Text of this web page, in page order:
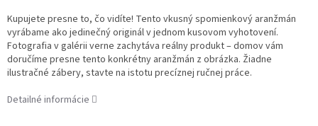
Kupujete presne to, čo vidíte! Tento vkusný spomienkový aranžmán
vyrábame ako jedinečný originál v jednom kusovom vyhotovení.
Fotografia v galérii verne zachytáva reálny produkt – domov vám
doručíme presne tento konkrétny aranžmán z obrázka. Žiadne
ilustračné zábery, stavte na istotu precíznej ručnej práce.
Detailné informácie